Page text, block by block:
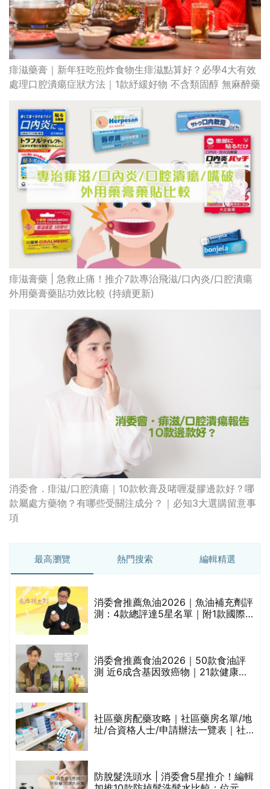
痱滋藥膏｜新年狂吃煎炸食物生痱滋點算好？必學4大有效
處理口腔潰瘍症狀方法｜1款紓緩好物 不含類固醇 無麻醉藥
痱滋膏藥 | 急救止痛！推介7款專治飛滋/口內炎/口腔潰瘍
外用藥膏藥貼功效比較 (持續更新)
消委會．痱滋/口腔潰瘍｜10款軟膏及啫喱凝膠邊款好？哪
款屬處方藥物？有哪些受關注成分？｜必知3大選購留意事
項
最高瀏覽 熱門搜索 編輯精選
消委會推薦魚油2026｜魚油補充劑評
測：4款總評達5星名單｜附1款國際
消委會推薦食油2026｜50款食油評
測 近6成含基因致癌物｜21款健康煮
社區藥房配藥攻略｜社區藥房名單/地
址/合資格人士/申請辦法一覽表｜社
防脫髮洗頭水 | 消委會5星推介！編輯